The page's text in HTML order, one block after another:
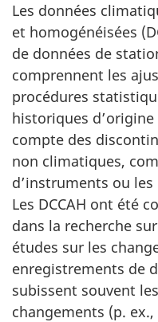
Les données
et homogénéisées
de données de
comprennent les
procédures
historiques
compte des
non climatiques,
d’instruments ou
Les DCCAH ont été
dans la recherche
études sur les
enregistrements de
subissent souvent
changements (p.